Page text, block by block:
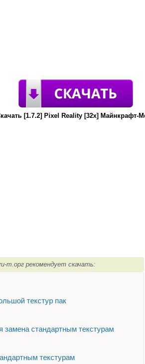
[1.7.2] Pixel Reality [32x] Майнкрафт-
m.орг рекомендует скачать:
текстур пак
замена стандартным текстурам
текстурам